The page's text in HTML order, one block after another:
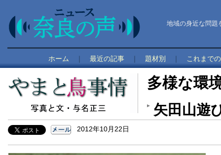
地域の身近な問題
ホーム 最近の記事 題材別 これまで
多様な環
矢田山
2012年10月22日